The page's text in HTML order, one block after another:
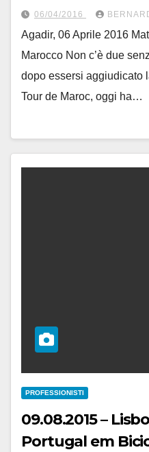
della classifica
06/04/2016
Agadir, 06 Aprile 2016
Marocco Non c’è due
dopo essersi aggiudicato
Tour de Maroc, oggi ha…
PROFESSIONISTI
09.08.2015 –
Portugal em